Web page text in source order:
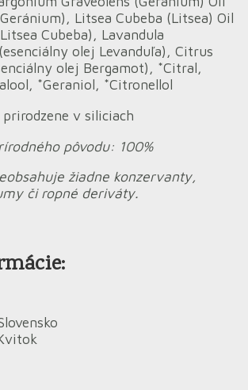
Litsea Cubeba (Litsea) Oil
Cubeba), Lavandula
olej Levanduľa), Citrus
olej Bergamot), *Citral,
*Geraniol, *Citronellol
v siliciach
pôvodu: 100%
žiadne konzervanty,
či ropné deriváty.